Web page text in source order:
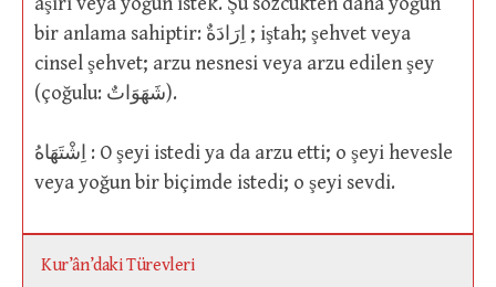
bir anlama sahiptir: اِرَادَةٌ ; iştah; şehvet veya
cinsel şehvet; arzu nesnesi veya arzu edilen şey
(çoğulu: شَهَوَاتٌ).
اِشْتَهَاهُ : O şeyi istedi ya da arzu etti; o şeyi hevesle
veya yoğun bir biçimde istedi; o şeyi sevdi.
Kur’ân’daki Türevleri